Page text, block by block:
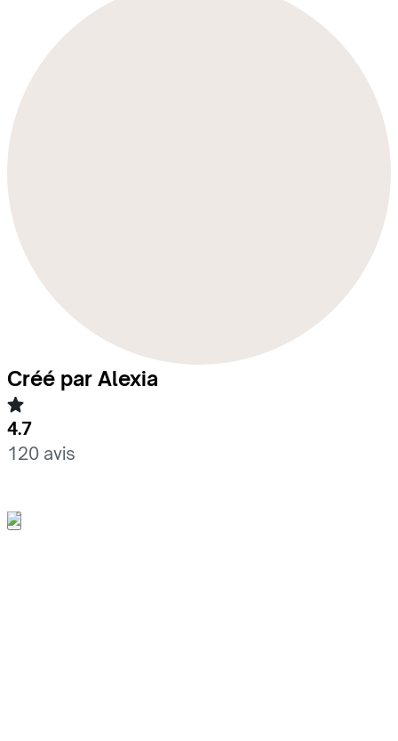
Créé par Alexia
4.7
120 avis